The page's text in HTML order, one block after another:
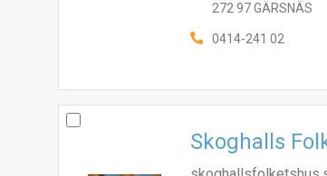
272 97 GÄRSNÄS
0414-241 02
Skoghalls